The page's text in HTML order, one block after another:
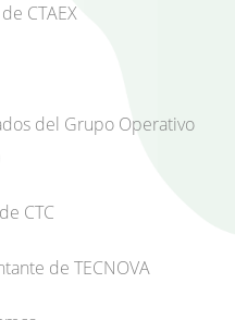
CTAEX
del Grupo Operativo
CTC
de TECNOVA